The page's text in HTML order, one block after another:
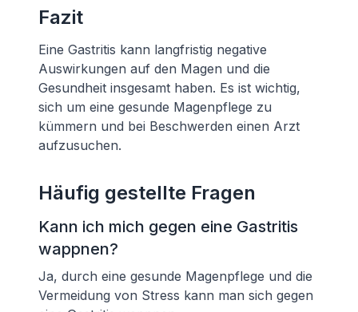
Fazit
Eine Gastritis kann langfristig negative
Auswirkungen auf den Magen und die
Gesundheit insgesamt haben. Es ist wichtig,
sich um eine gesunde Magenpflege zu
kümmern und bei Beschwerden einen Arzt
aufzusuchen.
Häufig gestellte Fragen
Kann ich mich gegen eine Gastritis
wappnen?
Ja, durch eine gesunde Magenpflege und die
Vermeidung von Stress kann man sich gegen